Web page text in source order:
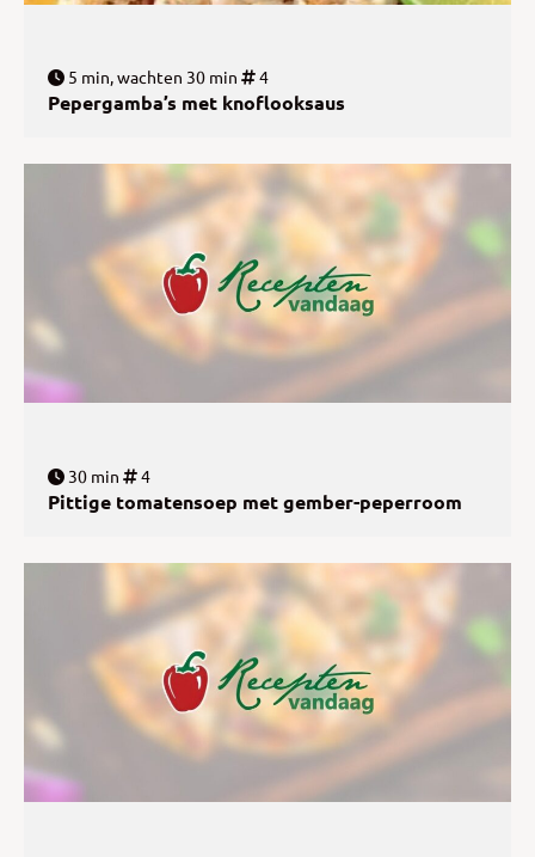
5 min, wachten 30 min 4
Pepergamba’s met knoflooksaus
30 min 4
Pittige tomatensoep met gember-peperroom